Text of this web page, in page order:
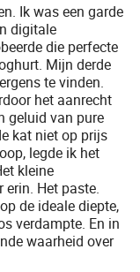
Ik was een garde
digitale
die perfecte
Mijn derde
te vinden.
het aanrecht
geluid van pure
kat niet op prijs
legde ik het
kleine
Het paste.
de ideale diepte,
verdampte. En in
waarheid over